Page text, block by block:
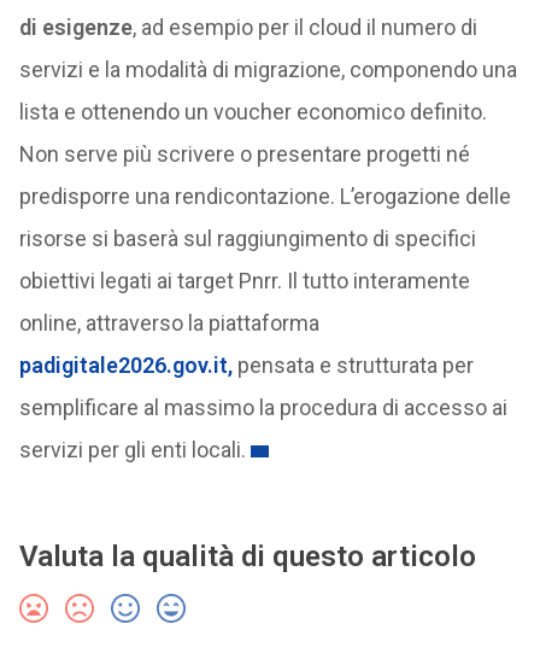
di esigenze, ad esempio per il cloud il numero di
servizi e la modalità di migrazione, componendo una
lista e ottenendo un voucher economico definito.
Non serve più scrivere o presentare progetti né
predisporre una rendicontazione. L’erogazione delle
risorse si baserà sul raggiungimento di specifici
obiettivi legati ai target Pnrr. Il tutto interamente
online, attraverso la piattaforma
padigitale2026.gov.it, pensata e strutturata per
semplificare al massimo la procedura di accesso ai
servizi per gli enti locali.
Valuta la qualità di questo articolo